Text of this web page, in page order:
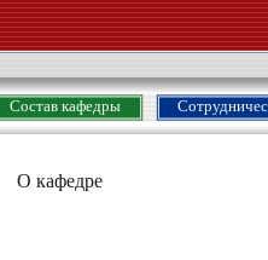
Состав кафедры
О кафедре